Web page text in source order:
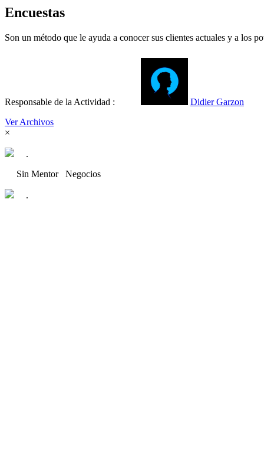
Encuestas
Son un método que le ayuda a conocer sus clientes actuales y a los
Responsable de la Actividad :
Didier Garzon
Ver Archivos
×
.
Sin Mentor Negocios
.